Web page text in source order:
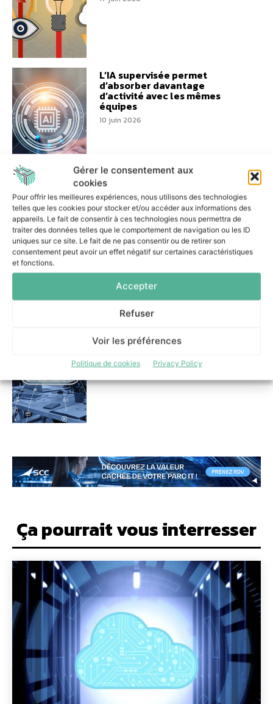
Gérer le consentement aux
cookies
Pour offrir les meilleures expériences, nous utilisons des technologies
telles que les cookies pour stocker et/ou accéder aux informations des
appareils. Le fait de consentir à ces technologies nous permettra de
traiter des données telles que le comportement de navigation ou les ID
uniques sur ce site. Le fait de ne pas consentir ou de retirer son
consentement peut avoir un effet négatif sur certaines caractéristiques
et fonctions.
Accepter
Refuser
Voir les préférences
Politique de cookies Privacy Policy
L’IA supervisée permet
d’absorber davantage
d’activité avec les mêmes
équipes
10 juin 2026
Performance logistique :
Colibri s’engage aux côtés de
Bretagne Supply Chain
8 juin 2026
Impossible Cloud ouvre un
entreprises sensibles à la
localisation des données
13 mai 2026
Ça pourrait vous interresser